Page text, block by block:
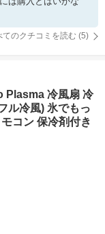
てのクチコミを読む (5)
Plasma 冷風扇 冷
ル冷風) 氷でもっ
コン 保冷剤付き